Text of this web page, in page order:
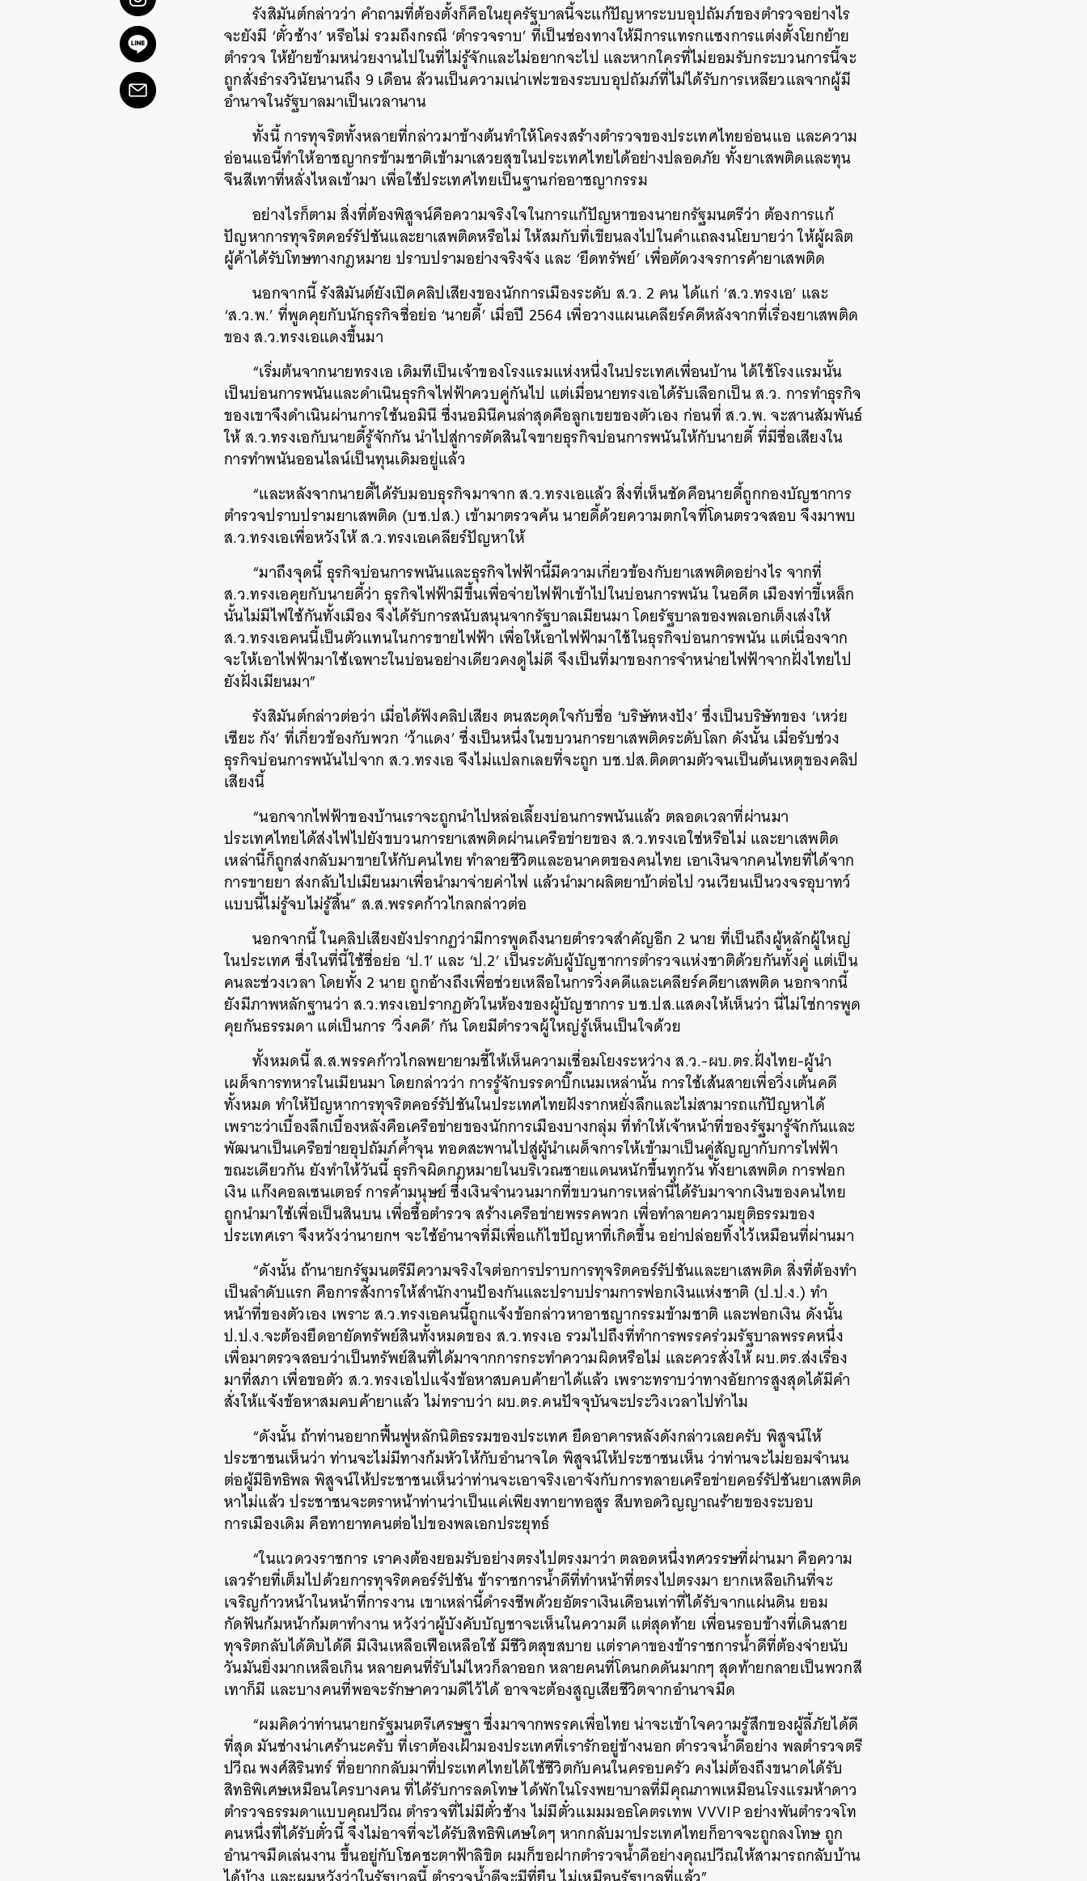
รังสิมันต์กล่าวว่า คำถามที่ต้องตั้งก็คือในยุครัฐบาลนี้จะแก้ปัญหาระบบอุปถัมภ์ของตำรวจอย่างไร
จะยังมี ‘ตั๋วช้าง’ หรือไม่ รวมถึงกรณี ‘ตำรวจราบ’ ที่เป็นช่องทางให้มีการแทรกแซงการแต่งตั้งโยกย้าย
ตำรวจ ให้ย้ายข้ามหน่วยงานไปในที่ไม่รู้จักและไม่อยากจะไป และหากใครที่ไม่ยอมรับกระบวนการนี้จะ
ถูกสั่งธำรงวินัยนานถึง 9 เดือน ล้วนเป็นความเน่าเฟะของระบบอุปถัมภ์ที่ไม่ได้รับการเหลียวแลจากผู้มี
อำนาจในรัฐบาลมาเป็นเวลานาน
ทั้งนี้ การทุจริตทั้งหลายที่กล่าวมาข้างต้นทำให้โครงสร้างตำรวจของประเทศไทยอ่อนแอ และความ
อ่อนแอนี้ทำให้อาชญากรข้ามชาติเข้ามาเสวยสุขในประเทศไทยได้อย่างปลอดภัย ทั้งยาเสพติดและทุน
จีนสีเทาที่หลั่งไหลเข้ามา เพื่อใช้ประเทศไทยเป็นฐานก่ออาชญากรรม
อย่างไรก็ตาม สิ่งที่ต้องพิสูจน์คือความจริงใจในการแก้ปัญหาของนายกรัฐมนตรีว่า ต้องการแก้
ปัญหาการทุจริตคอร์รัปชันและยาเสพติดหรือไม่ ให้สมกับที่เขียนลงไปในคำแถลงนโยบายว่า ให้ผู้ผลิต
ผู้ค้าได้รับโทษทางกฎหมาย ปราบปรามอย่างจริงจัง และ ‘ยึดทรัพย์’ เพื่อตัดวงจรการค้ายาเสพติด
นอกจากนี้ รังสิมันต์ยังเปิดคลิปเสียงของนักการเมืองระดับ ส.ว. 2 คน ได้แก่ ‘ส.ว.ทรงเอ’ และ
‘ส.ว.พ.’ ที่พูดคุยกับนักธุรกิจชื่อย่อ ‘นายดี้’ เมื่อปี 2564 เพื่อวางแผนเคลียร์คดีหลังจากที่เรื่องยาเสพติด
ของ ส.ว.ทรงเอแดงขึ้นมา
“เริ่มต้นจากนายทรงเอ เดิมทีเป็นเจ้าของโรงแรมแห่งหนึ่งในประเทศเพื่อนบ้าน ได้ใช้โรงแรมนั้น
เป็นบ่อนการพนันและดำเนินธุรกิจไฟฟ้าควบคู่กันไป แต่เมื่อนายทรงเอได้รับเลือกเป็น ส.ว. การทำธุรกิจ
ของเขาจึงดำเนินผ่านการใช้นอมินี ซึ่งนอมินีคนล่าสุดคือลูกเขยของตัวเอง ก่อนที่ ส.ว.พ. จะสานสัมพันธ์
ให้ ส.ว.ทรงเอกับนายดี้รู้จักกัน นำไปสู่การตัดสินใจขายธุรกิจบ่อนการพนันให้กับนายดี้ ที่มีชื่อเสียงใน
การทำพนันออนไลน์เป็นทุนเดิมอยู่แล้ว
“และหลังจากนายดี้ได้รับมอบธุรกิจมาจาก ส.ว.ทรงเอแล้ว สิ่งที่เห็นชัดคือนายดี้ถูกกองบัญชาการ
ตำรวจปราบปรามยาเสพติด (บช.ปส.) เข้ามาตรวจค้น นายดี้ด้วยความตกใจที่โดนตรวจสอบ จึงมาพบ
ส.ว.ทรงเอเพื่อหวังให้ ส.ว.ทรงเอเคลียร์ปัญหาให้
“มาถึงจุดนี้ ธุรกิจบ่อนการพนันและธุรกิจไฟฟ้านี้มีความเกี่ยวข้องกับยาเสพติดอย่างไร จากที่
ส.ว.ทรงเอคุยกับนายดี้ว่า ธุรกิจไฟฟ้ามีขึ้นเพื่อจ่ายไฟฟ้าเข้าไปในบ่อนการพนัน ในอดีต เมืองท่าขี้เหล็ก
นั้นไม่มีไฟใช้กันทั้งเมือง จึงได้รับการสนับสนุนจากรัฐบาลเมียนมา โดยรัฐบาลของพลเอกเต็งเส่งให้
ส.ว.ทรงเอคนนี้เป็นตัวแทนในการขายไฟฟ้า เพื่อให้เอาไฟฟ้ามาใช้ในธุรกิจบ่อนการพนัน แต่เนื่องจาก
จะให้เอาไฟฟ้ามาใช้เฉพาะในบ่อนอย่างเดียวคงดูไม่ดี จึงเป็นที่มาของการจำหน่ายไฟฟ้าจากฝั่งไทยไป
ยังฝั่งเมียนมา”
รังสิมันต์กล่าวต่อว่า เมื่อได้ฟังคลิปเสียง ตนสะดุดใจกับชื่อ ‘บริษัทหงปัง’ ซึ่งเป็นบริษัทของ ‘เหว่ย
เซียะ กัง’ ที่เกี่ยวข้องกับพวก ‘ว้าแดง’ ซึ่งเป็นหนึ่งในขบวนการยาเสพติดระดับโลก ดังนั้น เมื่อรับช่วง
ธุรกิจบ่อนการพนันไปจาก ส.ว.ทรงเอ จึงไม่แปลกเลยที่จะถูก บช.ปส.ติดตามตัวจนเป็นต้นเหตุของคลิป
เสียงนี้
“นอกจากไฟฟ้าของบ้านเราจะถูกนำไปหล่อเลี้ยงบ่อนการพนันแล้ว ตลอดเวลาที่ผ่านมา
ประเทศไทยได้ส่งไฟไปยังขบวนการยาเสพติดผ่านเครือข่ายของ ส.ว.ทรงเอใช่หรือไม่ และยาเสพติด
เหล่านี้ก็ถูกส่งกลับมาขายให้กับคนไทย ทำลายชีวิตและอนาคตของคนไทย เอาเงินจากคนไทยที่ได้จาก
การขายยา ส่งกลับไปเมียนมาเพื่อนำมาจ่ายค่าไฟ แล้วนำมาผลิตยาบ้าต่อไป วนเวียนเป็นวงจรอุบาทว์
แบบนี้ไม่รู้จบไม่รู้สิ้น” ส.ส.พรรคก้าวไกลกล่าวต่อ
นอกจากนี้ ในคลิปเสียงยังปรากฏว่ามีการพูดถึงนายตำรวจสำคัญอีก 2 นาย ที่เป็นถึงผู้หลักผู้ใหญ่
ในประเทศ ซึ่งในที่นี้ใช้ชื่อย่อ ‘ป.1’ และ ‘ป.2’ เป็นระดับผู้บัญชาการตำรวจแห่งชาติด้วยกันทั้งคู่ แต่เป็น
คนละช่วงเวลา โดยทั้ง 2 นาย ถูกอ้างถึงเพื่อช่วยเหลือในการวิ่งคดีและเคลียร์คดียาเสพติด นอกจากนี้
ยังมีภาพหลักฐานว่า ส.ว.ทรงเอปรากฏตัวในห้องของผู้บัญชาการ บช.ปส.แสดงให้เห็นว่า นี่ไม่ใช่การพูด
คุยกันธรรมดา แต่เป็นการ ‘วิ่งคดี’ กัน โดยมีตำรวจผู้ใหญ่รู้เห็นเป็นใจด้วย
ทั้งหมดนี้ ส.ส.พรรคก้าวไกลพยายามชี้ให้เห็นความเชื่อมโยงระหว่าง ส.ว.-ผบ.ตร.ฝั่งไทย-ผู้นำ
เผด็จการทหารในเมียนมา โดยกล่าวว่า การรู้จักบรรดาบิ๊กเนมเหล่านั้น การใช้เส้นสายเพื่อวิ่งเต้นคดี
ทั้งหมด ทำให้ปัญหาการทุจริตคอร์รัปชันในประเทศไทยฝังรากหยั่งลึกและไม่สามารถแก้ปัญหาได้
เพราะว่าเบื้องลึกเบื้องหลังคือเครือข่ายของนักการเมืองบางกลุ่ม ที่ทำให้เจ้าหน้าที่ของรัฐมารู้จักกันและ
พัฒนาเป็นเครือข่ายอุปถัมภ์ค้ำจุน ทอดสะพานไปสู่ผู้นำเผด็จการให้เข้ามาเป็นคู่สัญญากับการไฟฟ้า
ขณะเดียวกัน ยังทำให้วันนี้ ธุรกิจผิดกฎหมายในบริเวณชายแดนหนักขึ้นทุกวัน ทั้งยาเสพติด การฟอก
เงิน แก๊งคอลเซนเตอร์ การค้ามนุษย์ ซึ่งเงินจำนวนมากที่ขบวนการเหล่านี้ได้รับมาจากเงินของคนไทย
ถูกนำมาใช้เพื่อเป็นสินบน เพื่อซื้อตำรวจ สร้างเครือข่ายพรรคพวก เพื่อทำลายความยุติธรรมของ
ประเทศเรา จึงหวังว่านายกฯ จะใช้อำนาจที่มีเพื่อแก้ไขปัญหาที่เกิดขึ้น อย่าปล่อยทิ้งไว้เหมือนที่ผ่านมา
“ดังนั้น ถ้านายกรัฐมนตรีมีความจริงใจต่อการปราบการทุจริตคอร์รัปชันและยาเสพติด สิ่งที่ต้องทำ
เป็นลำดับแรก คือการสั่งการให้สำนักงานป้องกันและปราบปรามการฟอกเงินแห่งชาติ (ป.ป.ง.) ทำ
หน้าที่ของตัวเอง เพราะ ส.ว.ทรงเอคนนี้ถูกแจ้งข้อกล่าวหาอาชญากรรมข้ามชาติ และฟอกเงิน ดังนั้น
ป.ป.ง.จะต้องยึดอายัดทรัพย์สินทั้งหมดของ ส.ว.ทรงเอ รวมไปถึงที่ทำการพรรคร่วมรัฐบาลพรรคหนึ่ง
เพื่อมาตรวจสอบว่าเป็นทรัพย์สินที่ได้มาจากการกระทำความผิดหรือไม่ และควรสั่งให้ ผบ.ตร.ส่งเรื่อง
มาที่สภา เพื่อขอตัว ส.ว.ทรงเอไปแจ้งข้อหาสบคบค้ายาได้แล้ว เพราะทราบว่าทางอัยการสูงสุดได้มีคำ
สั่งให้แจ้งข้อหาสมคบค้ายาแล้ว ไม่ทราบว่า ผบ.ตร.คนปัจจุบันจะประวิงเวลาไปทำไม
“ดังนั้น ถ้าท่านอยากฟื้นฟูหลักนิติธรรมของประเทศ ยึดอาคารหลังดังกล่าวเลยครับ พิสูจน์ให้
ประชาชนเห็นว่า ท่านจะไม่มีทางก้มหัวให้กับอำนาจใด พิสูจน์ให้ประชาชนเห็น ว่าท่านจะไม่ยอมจำนน
ต่อผู้มีอิทธิพล พิสูจน์ให้ประชาชนเห็นว่าท่านจะเอาจริงเอาจังกับการทลายเครือข่ายคอร์รัปชันยาเสพติด
หาไม่แล้ว ประชาชนจะตราหน้าท่านว่าเป็นแค่เพียงทายาทอสูร สืบทอดวิญญาณร้ายของระบอบ
การเมืองเดิม คือทายาทคนต่อไปของพลเอกประยุทธ์
“ในแวดวงราชการ เราคงต้องยอมรับอย่างตรงไปตรงมาว่า ตลอดหนึ่งทศวรรษที่ผ่านมา คือความ
เลวร้ายที่เต็มไปด้วยการทุจริตคอร์รัปชัน ข้าราชการน้ำดีที่ทำหน้าที่ตรงไปตรงมา ยากเหลือเกินที่จะ
เจริญก้าวหน้าในหน้าที่การงาน เขาเหล่านี้ดำรงชีพด้วยอัตราเงินเดือนเท่าที่ได้รับจากแผ่นดิน ยอม
กัดฟันก้มหน้าก้มตาทำงาน หวังว่าผู้บังคับบัญชาจะเห็นในความดี แต่สุดท้าย เพื่อนรอบข้างที่เดินสาย
ทุจริตกลับได้ดิบได้ดี มีเงินเหลือเฟือเหลือใช้ มีชีวิตสุขสบาย แต่ราคาของข้าราชการน้ำดีที่ต้องจ่ายนับ
วันมันยิ่งมากเหลือเกิน หลายคนที่รับไม่ไหวก็ลาออก หลายคนที่โดนกดดันมากๆ สุดท้ายกลายเป็นพวกสี
เทาก็มี และบางคนที่พอจะรักษาความดีไว้ได้ อาจจะต้องสูญเสียชีวิตจากอำนาจมืด
“ผมคิดว่าท่านนายกรัฐมนตรีเศรษฐา ซึ่งมาจากพรรคเพื่อไทย น่าจะเข้าใจความรู้สึกของผู้ลี้ภัยได้ดี
ที่สุด มันช่างน่าเศร้านะครับ ที่เราต้องเฝ้ามองประเทศที่เรารักอยู่ข้างนอก ตำรวจน้ำดีอย่าง พลตำรวจตรี
ปวีณ พงศ์สิรินทร์ ที่อยากกลับมาที่ประเทศไทยได้ใช้ชีวิตกับคนในครอบครัว คงไม่ต้องถึงขนาดได้รับ
สิทธิพิเศษเหมือนใครบางคน ที่ได้รับการลดโทษ ได้พักในโรงพยาบาลที่มีคุณภาพเหมือนโรงแรมห้าดาว
ตำรวจธรรมดาแบบคุณปวีณ ตำรวจที่ไม่มีตั๋วช้าง ไม่มีตั๋วแมมมอธโคตรเทพ VVVIP อย่างพันตำรวจโท
คนหนึ่งที่ได้รับตั๋วนี้ จึงไม่อาจที่จะได้รับสิทธิพิเศษใดๆ หากกลับมาประเทศไทยก็อาจจะถูกลงโทษ ถูก
อำนาจมืดเล่นงาน ขึ้นอยู่กับโชคชะตาฟ้าลิขิต ผมก็ขอฝากตำรวจน้ำดีอย่างคุณปวีณให้สามารถกลับบ้าน
SHARE TWEET LINE EMAIL